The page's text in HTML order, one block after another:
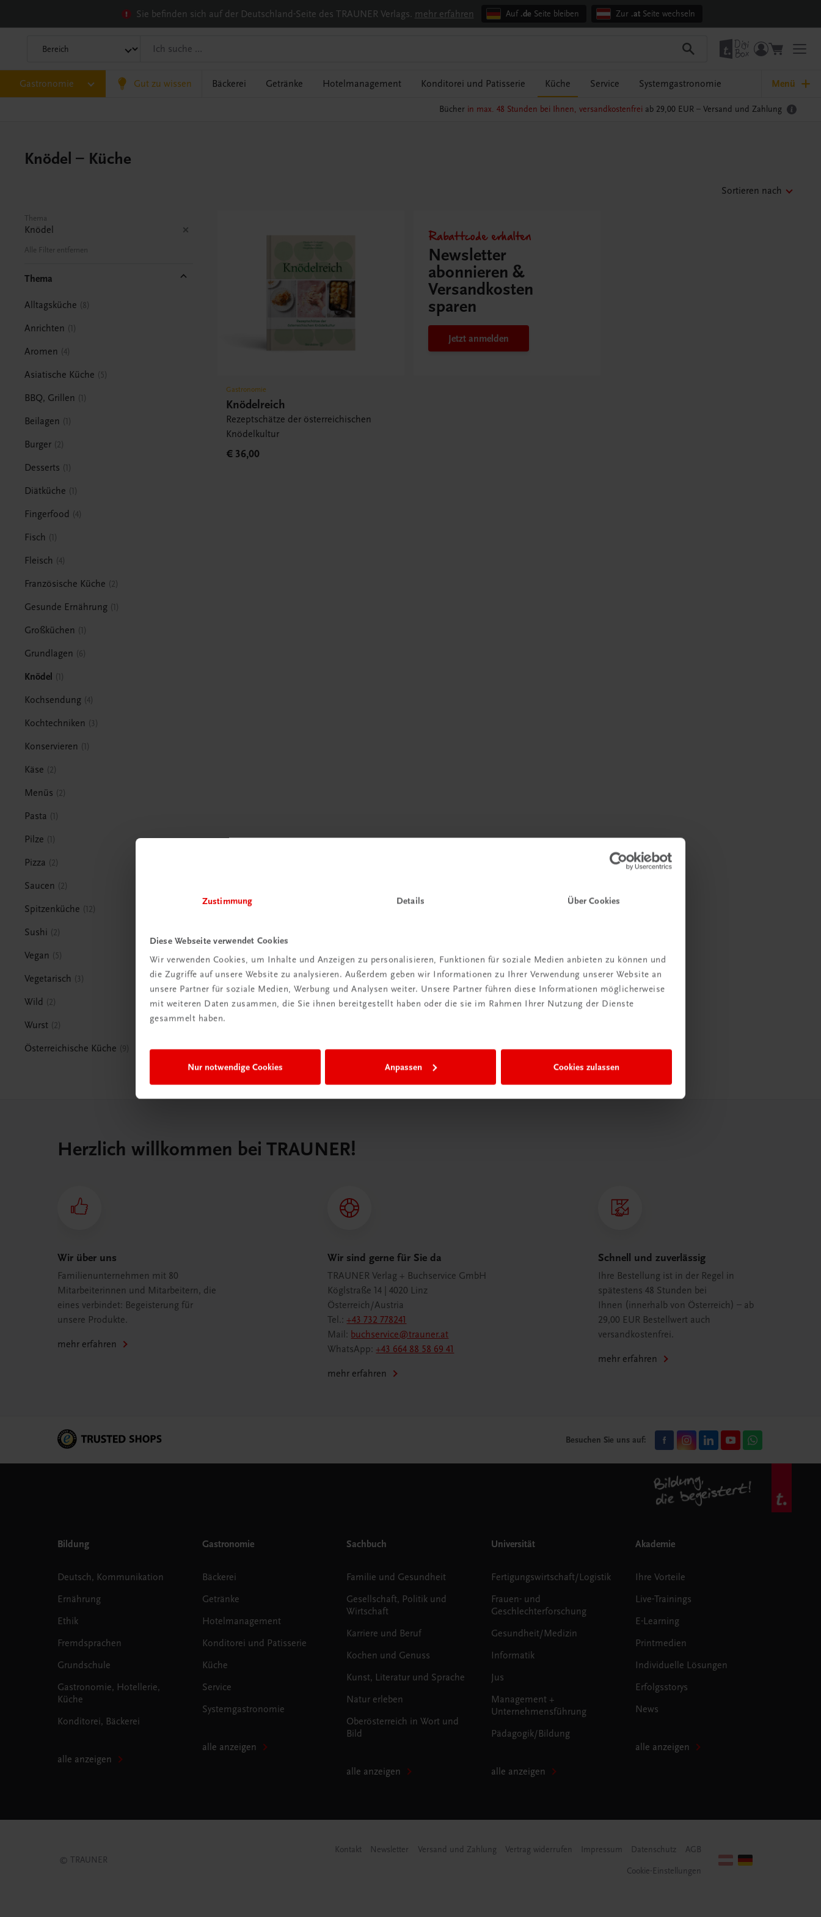
Zustimmung Details Über Cookies
Diese Webseite verwendet Cookies
Wir verwenden Cookies, um Inhalte und Anzeigen zu personalisieren, Funktionen für soziale Medien anbieten zu können und
die Zugriffe auf unsere Website zu analysieren. Außerdem geben wir Informationen zu Ihrer Verwendung unserer Website an
unsere Partner für soziale Medien, Werbung und Analysen weiter. Unsere Partner führen diese Informationen möglicherweise
mit weiteren Daten zusammen, die Sie ihnen bereitgestellt haben oder die sie im Rahmen Ihrer Nutzung der Dienste
gesammelt haben.
Nur notwendige Cookies Anpassen Cookies zulassen
Sie befinden sich auf der Deutschland-Seite des TRAUNER Verlags. mehr erfahren Auf .de Seite bleiben Zur .atSeite wechseln
Gastronomie Gut zu wissen Bäckerei Getränke Hotelmanagement Konditorei und Patisserie Küche Service Systemgastronomie Menü
Bücher in max. 48 Stunden bei Ihnen, versandkostenfrei ab 29,00 EUR – Versand und Zahlung
Knödel – Küche
Sortieren nach
Thema
Knödel
Alle Filter entfernen
Thema
Alltagsküche 8
Anrichten 1
Aromen 4
Asiatische Küche 5
BBQ, Grillen 1
Beilagen 1
Burger 2
Desserts 1
Diätküche 1
Fingerfood 4
Fisch 1
Fleisch 4
Französische Küche 2
Gesunde Ernährung 1
Großküchen 1
Grundlagen 6
Knödel 1
Kochsendung 4
Kochtechniken 3
Konservieren 1
Käse 2
Menüs 2
Pasta 1
Pilze 1
Pizza 2
Saucen 2
Spitzenküche 12
Sushi 2
Vegan 5
Vegetarisch 3
Wild 2
Wurst 2
Österreichische Küche 9
Gastronomie
Knödelreich
Rezeptschätze der österreichischen
Knödelkultur
€ 36,00
Rabattcode erhalten
Newsletter
abonnieren &
Versandkosten
sparen
Jetzt anmelden
Herzlich willkommen bei TRAUNER!
Wir über uns
Familienunternehmen mit 80
Mitarbeiterinnen und Mitarbeitern, die
eines verbindet: Begeisterung für
unsere Produkte.
mehr erfahren
Wir sind gerne für Sie da
TRAUNER Verlag + Buchservice GmbH
Köglstraße 14 | 4020 Linz
Österreich/Austria
Tel.:+43 732 778241
Mail: buchservice@trauner.at
WhatsApp:+43 664 88 58 69 41
mehr erfahren
Schnell und zuverlässig
Ihre Bestellung ist in der Regel in
spätestens 48 Stunden bei
Ihnen (innerhalb von Österreich) – ab
29,00 EUR Bestellwert auch
versandkostenfrei.
mehr erfahren
Besuchen Sie uns auf:
Bildung
Deutsch, Kommunikation
Ernährung
Ethik
Fremdsprachen
Grundschule
Gastronomie, Hotellerie,
Küche
Konditorei, Bäckerei
alle anzeigen
Gastronomie
Bäckerei
Getränke
Hotelmanagement
Konditorei und Patisserie
Küche
Service
Systemgastronomie
alle anzeigen
Sachbuch
Familie und Gesundheit
Gesellschaft, Politik und
Wirtschaft
Karriere und Beruf
Kochen und Genuss
Kunst, Literatur und Sprache
Natur erleben
Oberösterreich in Wort und
Bild
alle anzeigen
Universität
Fertigungswirtschaft/Logistik
Frauen- und
Geschlechterforschung
Gesundheit/Medizin
Informatik
Jus
Management +
Unternehmensführung
Pädagogik/Bildung
alle anzeigen
Akademie
Ihre Vorteile
Live-Trainings
E-Learning
Printmedien
Individuelle Lösungen
Erfolgsstorys
News
alle anzeigen
© TRAUNER
Kontakt Newsletter Versand und Zahlung Vertrag widerrufen Impressum Datenschutz AGB
Cookie-Einstellungen